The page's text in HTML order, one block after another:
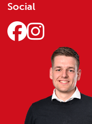
Social